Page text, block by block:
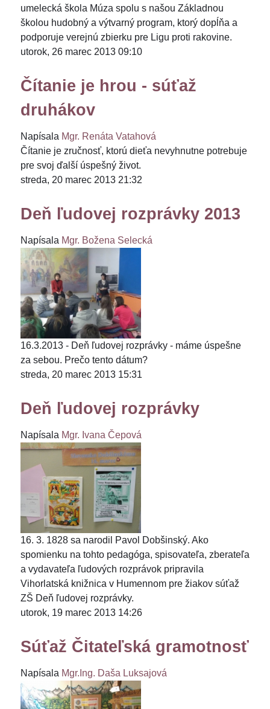
umelecká škola Múza spolu s našou Základnou
školou hudobný a výtvarný program, ktorý dopĺňa a
podporuje verejnú zbierku pre Ligu proti rakovine.
utorok, 26 marec 2013 09:10
Čítanie je hrou - súťaž
druhákov
Napísala Mgr. Renáta Vatahová
Čítanie je zručnosť, ktorú dieťa nevyhnutne potrebuje
pre svoj ďalší úspešný život.
streda, 20 marec 2013 21:32
Deň ľudovej rozprávky 2013
Napísala Mgr. Božena Selecká
16.3.2013 - Deň ľudovej rozprávky - máme úspešne
za sebou. Prečo tento dátum?
streda, 20 marec 2013 15:31
Deň ľudovej rozprávky
Napísala Mgr. Ivana Čepová
16. 3. 1828 sa narodil Pavol Dobšinský. Ako
spomienku na tohto pedagóga, spisovateľa, zberateľa
a vydavateľa ľudových rozprávok pripravila
Vihorlatská knižnica v Humennom pre žiakov súťaž
ZŠ Deň ľudovej rozprávky.
utorok, 19 marec 2013 14:26
Súťaž Čitateľská gramotnosť
Napísala Mgr.Ing. Daša Luksajová